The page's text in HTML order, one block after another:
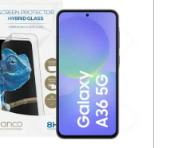
e e e
b
e
n
d
e
n